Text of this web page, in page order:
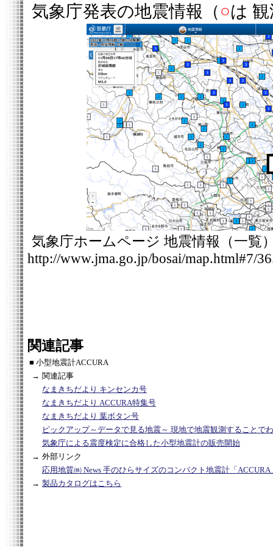
気象庁発表の地震情報（○は
気象庁ホームページ 地震情報（一覧
http://www.jma.go.jp/bosai/map.html#7/
関連記事
■ 小型地震計ACCURA
→ 関連記事
なまきちだより キンセンカ号
なまきちだより ACCURA特集号
なまきちだより 葉ボタン号
ピックアップ～データで見る地震～ 現地で地震観測することで
気象庁による震度検定に合格した小型地震計の販売開始
→ 外部リンク
応用地質㈱ News 手のひらサイズのコンパクト地震計「ACCURA
→ 製品カタログはこちら